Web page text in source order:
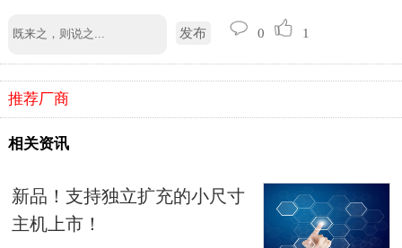
发布 0 1
推荐厂商
相关资讯
新品！支持独立扩充的小尺寸
主机上市！